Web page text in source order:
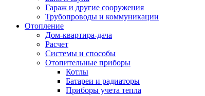
Гараж и другие сооружения
Трубопроводы и коммуникации
Отопление
Дом-квартира-дача
Расчет
Системы и способы
Отопительные приборы
Котлы
Батареи и радиаторы
Приборы учета тепла